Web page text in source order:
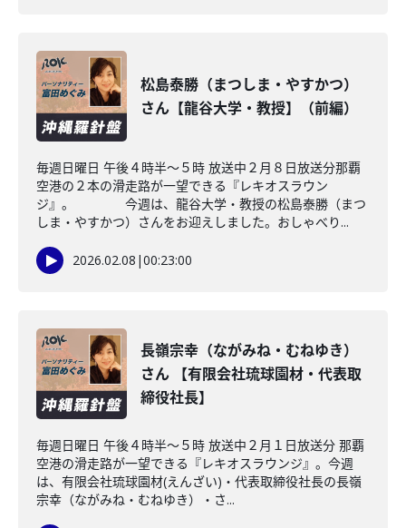
松島泰勝（まつしま・やすかつ）
さん【龍谷大学・教授】（前編）
毎週日曜日 午後４時半～５時 放送中２月８日放送分那覇
空港の２本の滑走路が一望できる『レキオスラウン
ジ』。 今週は、龍谷大学・教授の松島泰勝（まつ
しま・やすかつ）さんをお迎えしました。おしゃべり...
2026.02.08 |00:23:00
長嶺宗幸（ながみね・むねゆき）
さん 【有限会社琉球園材・代表取
締役社長】
毎週日曜日 午後４時半～５時 放送中２月１日放送分 那覇
空港の滑走路が一望できる『レキオスラウンジ』。今週
は、有限会社琉球園材(えんざい)・代表取締役社長の長嶺
宗幸（ながみね・むねゆき）・さ...